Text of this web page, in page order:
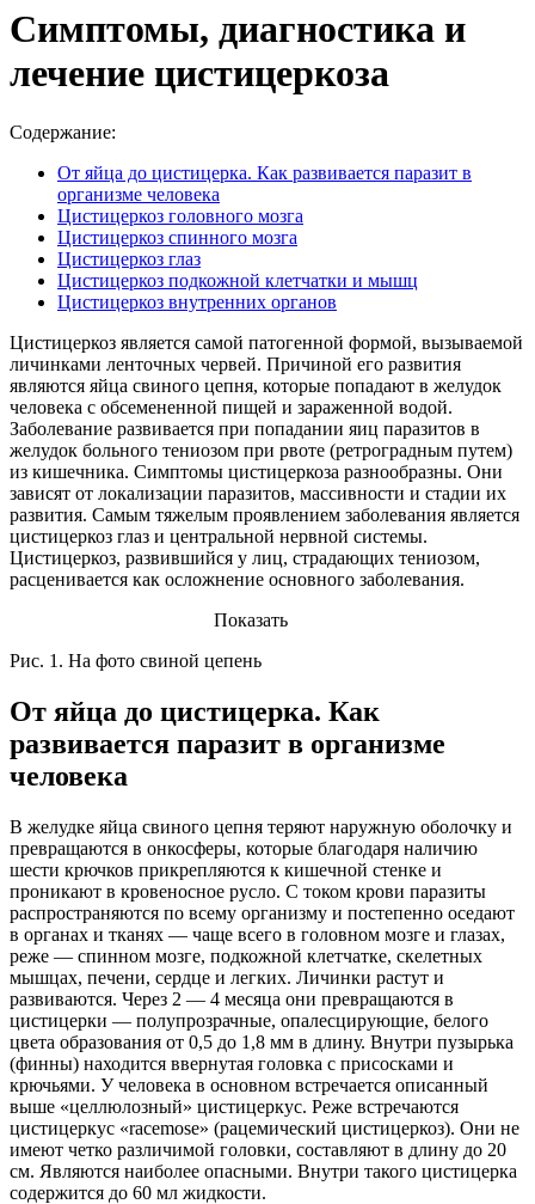
Симптомы, диагностика и
лечение цистицеркоза
Содержание:
От яйца до цистицерка. Как развивается паразит в
организме человека
Цистицеркоз головного мозга
Цистицеркоз спинного мозга
Цистицеркоз глаз
Цистицеркоз подкожной клетчатки и мышц
Цистицеркоз внутренних органов
Цистицеркоз является самой патогенной формой, вызываемой
личинками ленточных червей. Причиной его развития
являются яйца свиного цепня, которые попадают в желудок
человека с обсемененной пищей и зараженной водой.
Заболевание развивается при попадании яиц паразитов в
желудок больного тениозом при рвоте (ретроградным путем)
из кишечника. Симптомы цистицеркоза разнообразны. Они
зависят от локализации паразитов, массивности и стадии их
развития. Самым тяжелым проявлением заболевания является
цистицеркоз глаз и центральной нервной системы.
Цистицеркоз, развившийся у лиц, страдающих тениозом,
расценивается как осложнение основного заболевания.
Показать
Рис. 1. На фото свиной цепень
От яйца до цистицерка. Как
развивается паразит в организме
человека
В желудке яйца свиного цепня теряют наружную оболочку и
превращаются в онкосферы, которые благодаря наличию
шести крючков прикрепляются к кишечной стенке и
проникают в кровеносное русло. С током крови паразиты
распространяются по всему организму и постепенно оседают
в органах и тканях — чаще всего в головном мозге и глазах,
реже — спинном мозге, подкожной клетчатке, скелетных
мышцах, печени, сердце и легких. Личинки растут и
развиваются. Через 2 — 4 месяца они превращаются в
цистицерки — полупрозрачные, опалесцирующие, белого
цвета образования от 0,5 до 1,8 мм в длину. Внутри пузырька
(финны) находится ввернутая головка с присосками и
крючьями. У человека в основном встречается описанный
выше «целлюлозный» цистицеркус. Реже встречаются
цистицеркус «racemose» (рацемический цистицеркоз). Они не
имеют четко различимой головки, составляют в длину до 20
см. Являются наиболее опасными. Внутри такого цистицерка
содержится до 60 мл жидкости.